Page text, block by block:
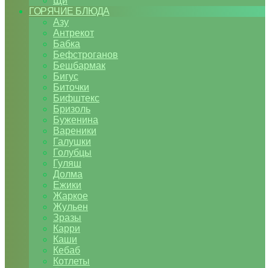
ГОРЯЧИЕ БЛЮДА
Азу
Антрекот
Бабка
Бефстроганов
Бешбармак
Бигус
Биточки
Бифштекс
Бризоль
Буженина
Вареники
Галушки
Голубцы
Гуляш
Долма
Ежики
Жаркое
Жульен
Зразы
Карри
Каши
Кебаб
Котлеты